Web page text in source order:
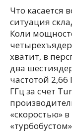
Что касается
ситуация
Коли
хватит, в
два
частотой 2,66
ГГц за счет
«скоростью»